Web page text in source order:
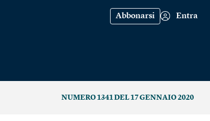
Abbonarsi Entra
NUMERO 1341 DEL 17 GENNAIO 2020